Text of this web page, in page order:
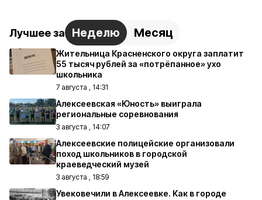
Лучшее за Неделю Месяц
Жительница Красненского округа заплатит
55 тысяч рублей за «потрёпанное» ухо
школьника
7 августа , 14:31
Алексеевская «Юность» выиграла
региональные соревнования
3 августа , 14:07
Алексеевские полицейские организовали
поход школьников в городской
краеведческий музей
3 августа , 18:59
Увековечили в Алексеевке. Как в городе